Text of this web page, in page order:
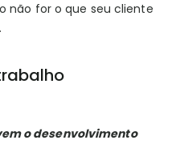
não for o que seu cliente
o desenvolvimento